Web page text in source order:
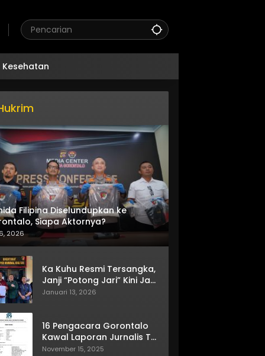
Kesehatan
Filipina Diselundupkan ke
Siapa Aktornya?
2026
Ka Kuhu Resmi Tersangka,
Janji “Potong Jari” Kini Jadi
Bumerang
Januari 13, 2026
16 Pengacara Gorontalo
Kawal Laporan Jurnalis TV
One
November 15, 2025